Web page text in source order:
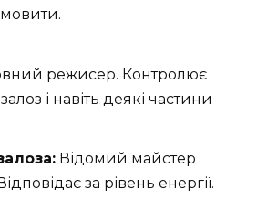
мовити.
режисер. Контролює
і навіть деякі частини
Відомий майстер
за рівень енергії.